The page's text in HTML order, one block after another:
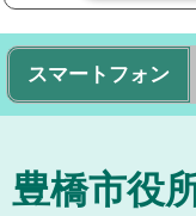
スマートフォン
豊橋市役